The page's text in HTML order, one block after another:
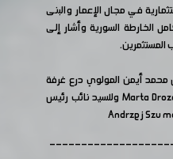
في مجال الإعمار والبنى
الخارطة السورية وأشار إلى
المستثمرين.
أيمن المولوي درع غرفة
الصناعة للسيدة Marta Drozdowska Dowska وللسيد نائب رئيس